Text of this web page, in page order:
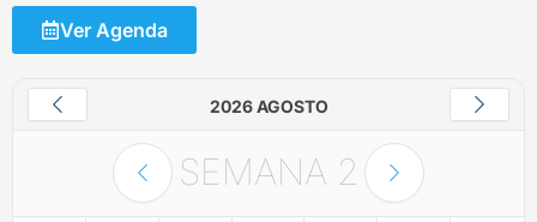
Ver Agenda
2026 AGOSTO
SEMANA 2